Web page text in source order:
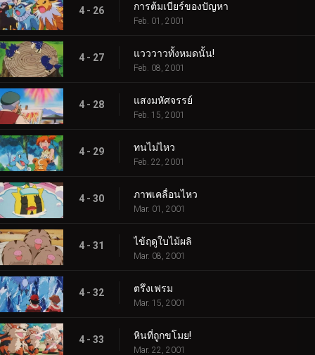
4 - 26 การต้มเบียร์ของปัญหา
Feb. 01, 2001
4 - 27 แวววาวทั้งหมดนั้น!
Feb. 08, 2001
4 - 28 แสงมหัศจรรย์
Feb. 15, 2001
4 - 29 ทนไม่ไหว
Feb. 22, 2001
4 - 30 ภาพเคลื่อนไหว
Mar. 01, 2001
4 - 31 ไข้ฤดูใบไม้ผลิ
Mar. 08, 2001
4 - 32 ตรึงเฟรม
Mar. 15, 2001
4 - 33 หินที่ถูกขโมย!
Mar. 22, 2001